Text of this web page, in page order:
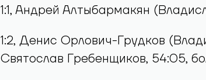
Голы:
1:0, Кирилл Смирнов (Антон